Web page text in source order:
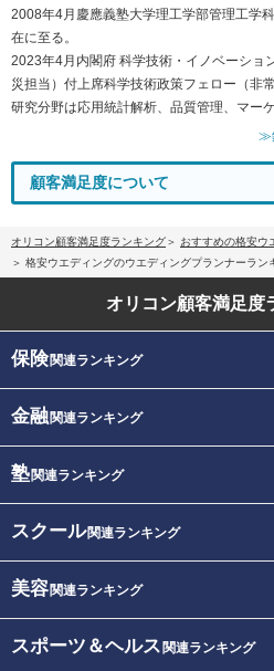
2008年4月慶應義塾大学理工学部管理工学
在に至る。
2023年4月内閣府 科学技術・イノベーショ
災担当）付上席科学技術政策フェロー（非常
研究分野は応用統計解析、品質管理、マーケ
≫
顧客満足度について
オリコン顧客満足度ランキング おすすめの格安ウ
格安ウエディングのウエディングプランナーラン
オリコン顧客満足度
保険関連ランキング
金融関連ランキング
塾関連ランキング
スクール関連ランキング
美容関連ランキング
スポーツ＆ヘルス 関連ランキング